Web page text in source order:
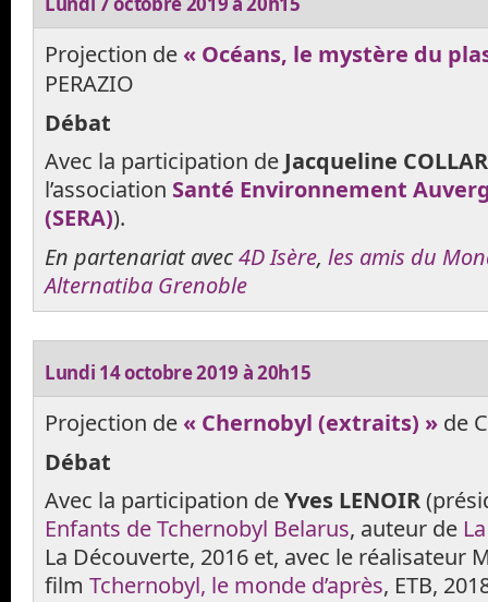
Projection de « Océans, le mystère du
PERAZIO
Débat
Avec la participation de Jacqueline
l’association Santé Environnement
(SERA)).
En partenariat avec4D Isère, les amis du
Alternatiba Grenoble
Lundi 14 octobre 2019 à 20h15
Projection de « Chernobyl (extraits) » de
Débat
Avec la participation deYves LENOIR
Enfants de Tchernobyl Belarus, auteur de
La Découverte, 2016 et, avec le réalisateur
film Tchernobyl, le monde d’après, ETB,